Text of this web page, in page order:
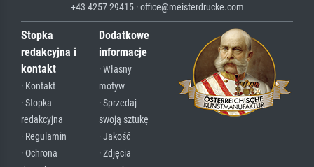
+43 4257 29415 · office@meisterdrucke.com
Stopka
redakcyjna i
kontakt
· Kontakt
· Stopka
redakcyjna
· Regulamin
· Ochrona
Dodatkowe
informacje
· Własny
motyw
· Sprzedaj
swoją sztukę
· Jakość
· Zdjęcia